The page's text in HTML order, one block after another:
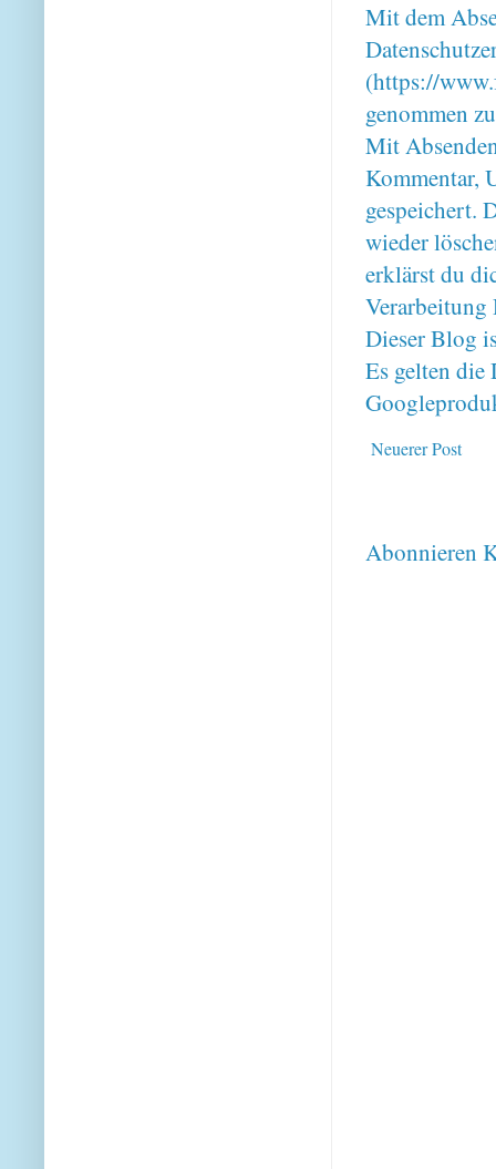
Mit dem
(https://
genommen
Mit
Kommentar,
gespeichert.
wieder
erklärst du
Verarbeitung
Dieser Blog
Es gelten
Neuerer Post
Abonnieren